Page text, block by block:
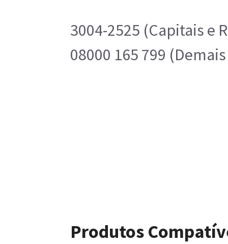
3004-2525 (Capitais e
08000 165 799
Produtos